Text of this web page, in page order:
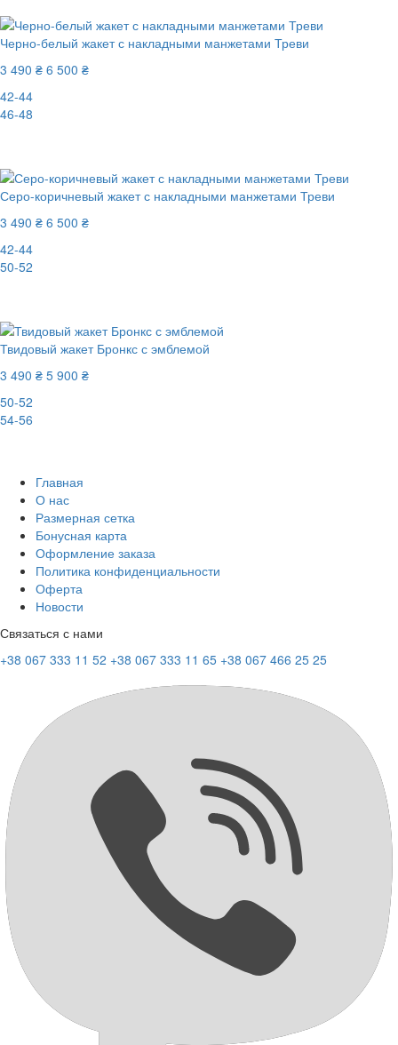
Черно-белый жакет с накладными манжетами Треви
3 490 ₴ 6 500 ₴
42-44
46-48
Серо-коричневый жакет с накладными манжетами Треви
3 490 ₴ 6 500 ₴
42-44
50-52
Твидовый жакет Бронкс с эмблемой
3 490 ₴ 5 900 ₴
50-52
54-56
Главная
О нас
Размерная сетка
Бонусная карта
Оформление заказа
Политика конфиденциальности
Оферта
Новости
Связаться с нами
+38 067 333 11 52 +38 067 333 11 65 +38 067 466 25 25